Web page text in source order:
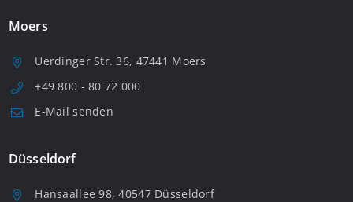
Moers
Uerdinger Str. 36, 47441 Moers
+49 800 - 80 72 000
E-Mail senden
Düsseldorf
Hansaallee 98, 40547 Düsseldorf